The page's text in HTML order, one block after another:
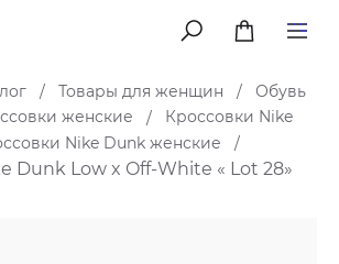
меню
/ Товары для женщин /
Обувь
женские /
Кроссовки Nike
Nike Dunk женские /
Dunk Low x Off-White « Lot 28»